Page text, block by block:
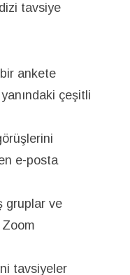
tavsiye
ankete
çeşitli
e-posta
gruplar ve
tavsiyeler